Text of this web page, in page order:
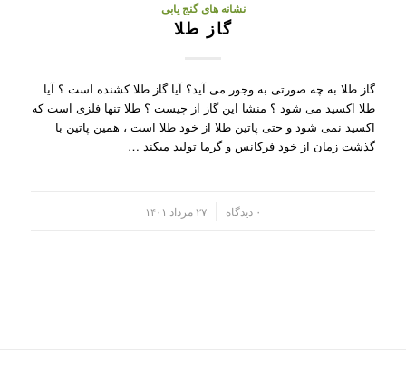
نشانه های گنج یابی
گاز طلا
گاز طلا به چه صورتی به وجور می آید؟ آیا گاز طلا کشنده است ؟ آیا
طلا اکسید می شود ؟ منشا این گاز از چیست ؟ طلا تنها فلزی است که
اکسید نمی شود و حتی پاتین طلا از خود طلا است ، همین پاتین با
گذشت زمان از خود فرکانس و گرما تولید میکند …
۰ دیدگاه ۲۷ مرداد ۱۴۰۱